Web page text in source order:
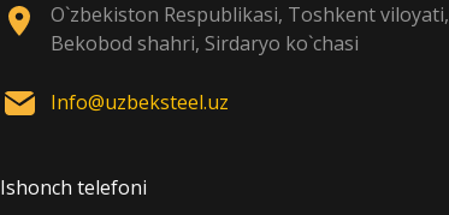
O`zbekiston Respublikasi, Toshkent viloyati,
Bekobod shahri, Sirdaryo ko`chasi
Info@uzbeksteel.uz
Ishonch telefoni